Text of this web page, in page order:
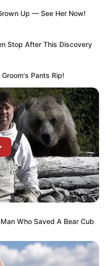
Up — See Her Now!
Stop After This Discovery
Pants Rip!
Who Saved A Bear Cub